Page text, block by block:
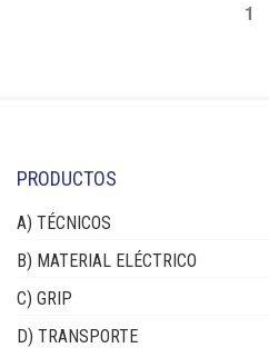
1
PRODUCTOS
A) TÉCNICOS
B) MATERIAL ELÉCTRICO
C) GRIP
D) TRANSPORTE